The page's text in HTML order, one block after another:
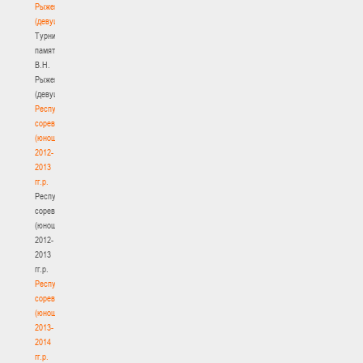
Рыженкова
(девушки)
Турнир
памяти
В.Н.
Рыженкова
(девушки)
Республиканские
соревнования
(юноши)
2012-
2013
гг.р.
Республиканские
соревнования
(юноши)
2012-
2013
гг.р.
Республиканские
соревнования
(юноши)
2013-
2014
гг.р.